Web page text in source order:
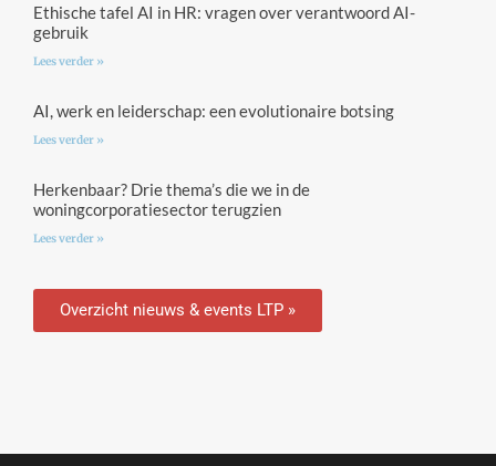
Ethische tafel AI in HR: vragen over verantwoord AI-
gebruik
Lees verder »
AI, werk en leiderschap: een evolutionaire botsing
Lees verder »
Herkenbaar? Drie thema’s die we in de
woningcorporatiesector terugzien
Lees verder »
Overzicht nieuws & events LTP »